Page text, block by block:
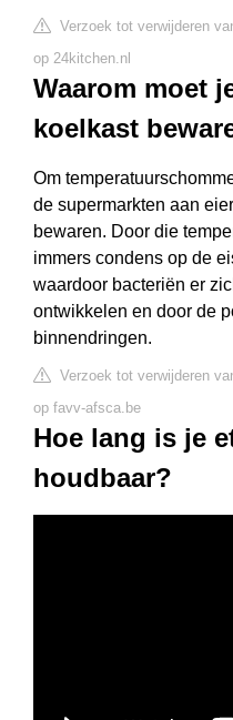
Verzoek tot verwijderen
op 24kitchen.nl
Waarom moet
koelkast
Om
de supermarkten aan
bewaren. Door die
immers condens op de
waardoor bacteriën er
ontwikkelen en door de
binnendringen.
Verzoek tot verwijderen
op favv-afsca.be
Hoe lang is je
houdbaar?